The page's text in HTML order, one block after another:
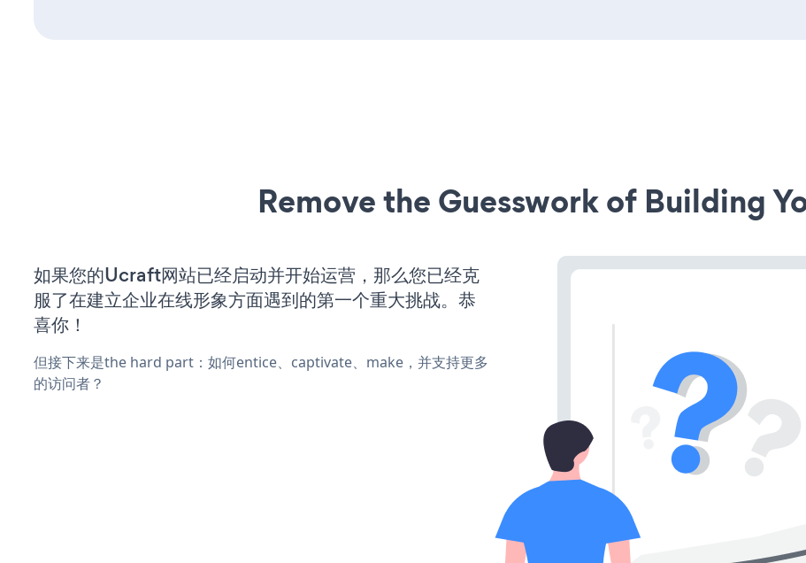
Remove the Guesswork of Building
如果您的Ucraft网站已经启动并开始运营，那么您已经克
服了在建立企业在线形象方面遇到的第一个重大挑战。恭
喜你！
但接下来是the hard part：如何entice、captivate、make，并支持更多
的访问者？